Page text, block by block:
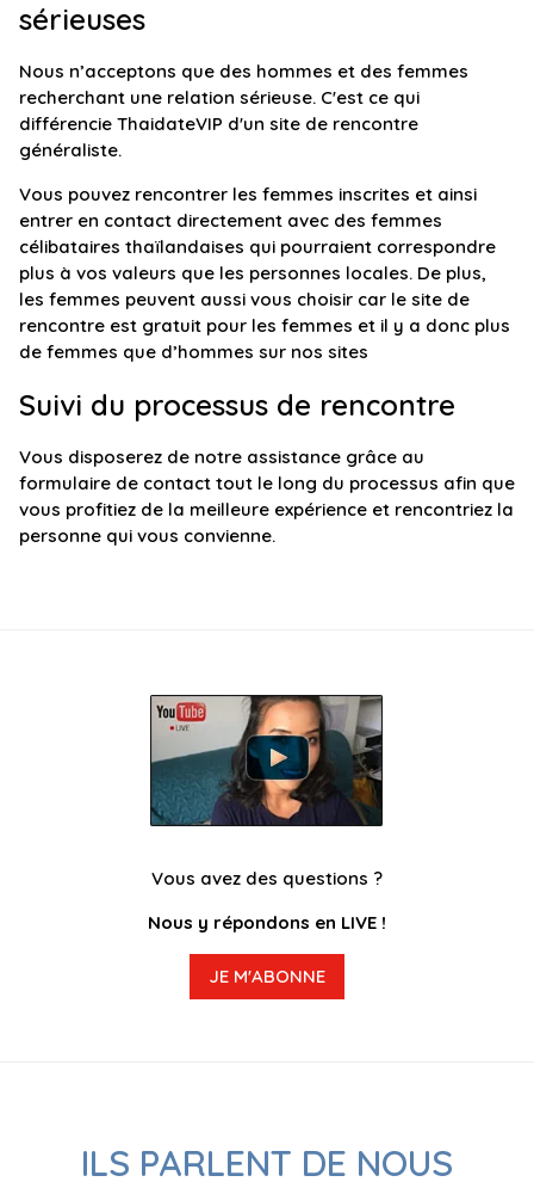
sérieuses
Nous n’acceptons que des hommes et des femmes
recherchant une relation sérieuse. C'est ce qui
différencie ThaidateVIP d'un site de rencontre
généraliste.
Vous pouvez rencontrer les femmes inscrites et ainsi
entrer en contact directement avec des femmes
célibataires thaïlandaises qui pourraient correspondre
plus à vos valeurs que les personnes locales. De plus,
les femmes peuvent aussi vous choisir car le site de
rencontre est gratuit pour les femmes et il y a donc plus
de femmes que d’hommes sur nos sites
Suivi du processus de rencontre
Vous disposerez de notre assistance grâce au
formulaire de contact tout le long du processus afin que
vous profitiez de la meilleure expérience et rencontriez la
personne qui vous convienne.
Vous avez des questions ?
Nous y répondons en LIVE !
JE M'ABONNE
ILS PARLENT DE NOUS